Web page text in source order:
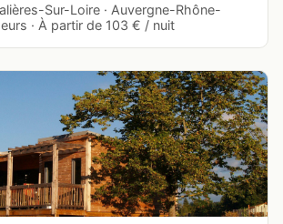
Sur-Loire · Auvergne-Rhône-
· À partir de 103 € / nuit